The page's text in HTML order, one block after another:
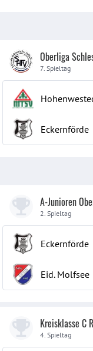
Oberliga
7. Spieltag
Eckernförde
A-Junioren
2. Spieltag
Eckernförde
Eid. Molfsee
Kreisklasse C
4. Spieltag